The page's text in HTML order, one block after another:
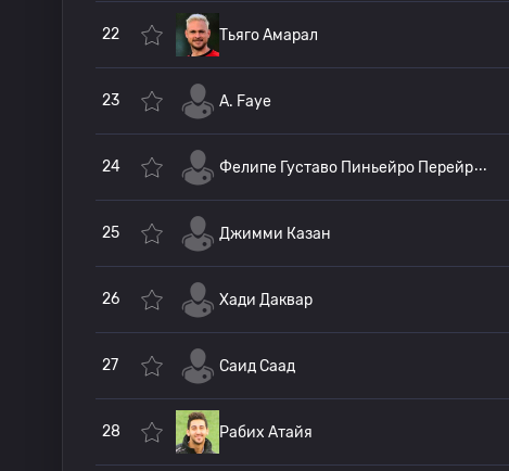
22 Тьяго Амарал
23 A. Faye
24 Фелипе Густаво Пиньейро Перейр
25 Джимми Казан
26 Хади Даквар
27 Саид Саад
28 Рабих Атайя